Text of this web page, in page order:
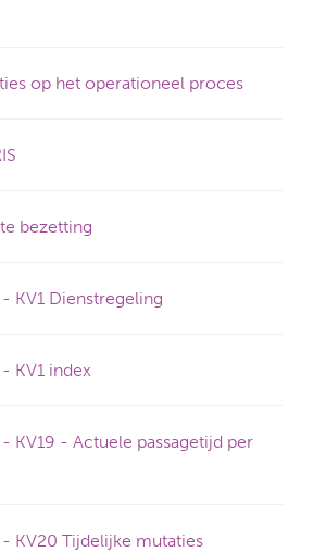
op het operationeel proces
bezetting
- KV1 Dienstregeling
- KV1 index
- KV19 - Actuele passagetijd per
- KV20 Tijdelijke mutaties